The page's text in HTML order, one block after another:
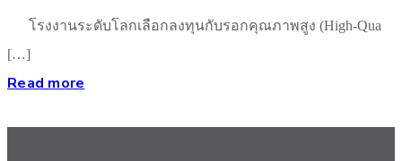
โรงงานระดับโลกเลือกลงทุนกับรอกคุณภาพสูง (High-Qua
[…]
Read more